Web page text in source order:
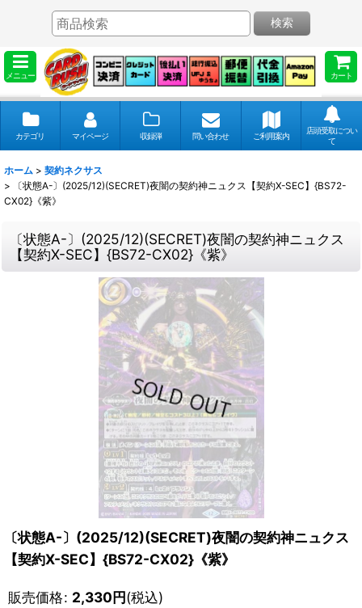
メニュー カート
検索
カテゴリ マイページ 収録弾 問い合わせ ご利用案内
店頭受取につい
て
ホーム > 契約ネクサス
>
〔状態A-〕(2025/12)(SECRET)夜闇の契約神ニュクス【契約X-SEC】{BS72-
CX02}《紫》
〔状態A-〕(2025/12)(SECRET)夜闇の契約神ニュクス
【契約X-SEC】{BS72-CX02}《紫》
〔状態A-〕(2025/12)(SECRET)夜闇の契約神ニュクス
【契約X-SEC】{BS72-CX02}《紫》
販売価格: 2,330円(税込)